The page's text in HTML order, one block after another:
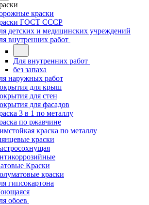
краски
ГОСТ СССР
детских и медицинских учреждений
внутренних работ
Для внутренних работ
без запаха
наружных работ
для крыш
для стен
для фасадов
3 в 1 по металлу
по ржавчине
краска по металлу
краски
Краски
краски
гипсокартона
обоев